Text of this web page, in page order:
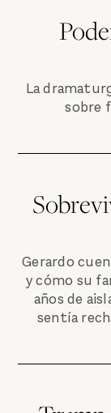
La
sobre
Gerardo
y cómo su
años de
sentía